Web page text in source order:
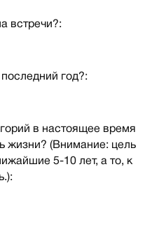
встречи?:
год?:
в настоящее время
жизни? (Внимание: цель
5-10 лет, а то, к